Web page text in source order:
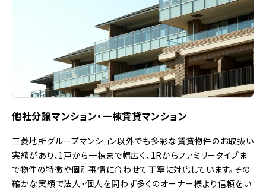
他社分譲マンション・一棟賃貸マンション
三菱地所グループマンション以外でも多彩な賃貸物件のお取扱い
実績があり、1戸から一棟まで幅広く、1Rからファミリータイプま
で物件の特徴や個別事情に合わせて丁寧に対応しています。その
確かな実績で法人・個人を問わず多くのオーナー様より信頼をい